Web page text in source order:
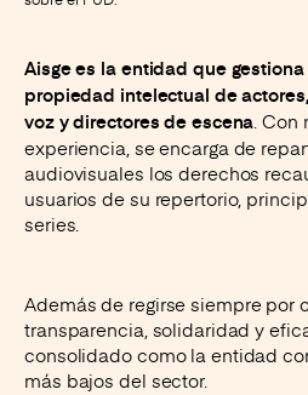
Aisge es la entidad que
propiedad intelectual de
voz y directores de escena. Con
experiencia, se encarga de
audiovisuales los derechos
usuarios de su repertorio,
series.
Además de regirse siempre por
transparencia, solidaridad y
consolidado como la entidad
más bajos del sector.